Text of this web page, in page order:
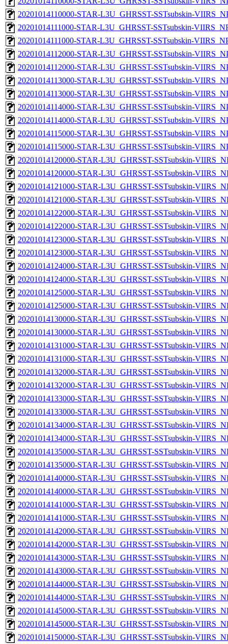
20201014110000-STAR-L3U_GHRSST-SSTsubskin-
20201014111000-STAR-L3U_GHRSST-SSTsubskin-
20201014111000-STAR-L3U_GHRSST-SSTsubskin-
20201014112000-STAR-L3U_GHRSST-SSTsubskin-
20201014112000-STAR-L3U_GHRSST-SSTsubskin-
20201014113000-STAR-L3U_GHRSST-SSTsubskin-
20201014113000-STAR-L3U_GHRSST-SSTsubskin-
20201014114000-STAR-L3U_GHRSST-SSTsubskin-
20201014114000-STAR-L3U_GHRSST-SSTsubskin-
20201014115000-STAR-L3U_GHRSST-SSTsubskin-
20201014115000-STAR-L3U_GHRSST-SSTsubskin-
20201014120000-STAR-L3U_GHRSST-SSTsubskin-
20201014120000-STAR-L3U_GHRSST-SSTsubskin-
20201014121000-STAR-L3U_GHRSST-SSTsubskin-
20201014121000-STAR-L3U_GHRSST-SSTsubskin-
20201014122000-STAR-L3U_GHRSST-SSTsubskin-
20201014122000-STAR-L3U_GHRSST-SSTsubskin-
20201014123000-STAR-L3U_GHRSST-SSTsubskin-
20201014123000-STAR-L3U_GHRSST-SSTsubskin-
20201014124000-STAR-L3U_GHRSST-SSTsubskin-
20201014124000-STAR-L3U_GHRSST-SSTsubskin-
20201014125000-STAR-L3U_GHRSST-SSTsubskin-
20201014125000-STAR-L3U_GHRSST-SSTsubskin-
20201014130000-STAR-L3U_GHRSST-SSTsubskin-
20201014130000-STAR-L3U_GHRSST-SSTsubskin-
20201014131000-STAR-L3U_GHRSST-SSTsubskin-
20201014131000-STAR-L3U_GHRSST-SSTsubskin-
20201014132000-STAR-L3U_GHRSST-SSTsubskin-
20201014132000-STAR-L3U_GHRSST-SSTsubskin-
20201014133000-STAR-L3U_GHRSST-SSTsubskin-
20201014133000-STAR-L3U_GHRSST-SSTsubskin-
20201014134000-STAR-L3U_GHRSST-SSTsubskin-
20201014134000-STAR-L3U_GHRSST-SSTsubskin-
20201014135000-STAR-L3U_GHRSST-SSTsubskin-
20201014135000-STAR-L3U_GHRSST-SSTsubskin-
20201014140000-STAR-L3U_GHRSST-SSTsubskin-
20201014140000-STAR-L3U_GHRSST-SSTsubskin-
20201014141000-STAR-L3U_GHRSST-SSTsubskin-
20201014141000-STAR-L3U_GHRSST-SSTsubskin-
20201014142000-STAR-L3U_GHRSST-SSTsubskin-
20201014142000-STAR-L3U_GHRSST-SSTsubskin-
20201014143000-STAR-L3U_GHRSST-SSTsubskin-
20201014143000-STAR-L3U_GHRSST-SSTsubskin-
20201014144000-STAR-L3U_GHRSST-SSTsubskin-
20201014144000-STAR-L3U_GHRSST-SSTsubskin-
20201014145000-STAR-L3U_GHRSST-SSTsubskin-
20201014145000-STAR-L3U_GHRSST-SSTsubskin-
20201014150000-STAR-L3U_GHRSST-SSTsubskin-